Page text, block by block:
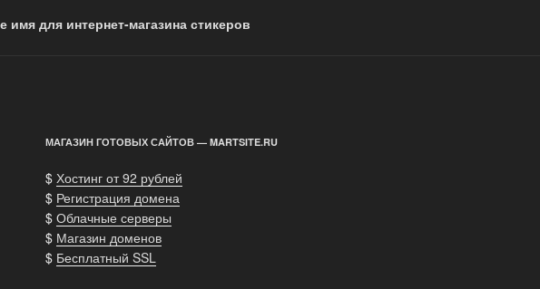
имя для интернет-магазина стикеров
МАГАЗИН ГОТОВЫХ САЙТОВ — MARTSITE.RU
$ Хостинг от 92 рублей
$ Регистрация домена
$ Облачные серверы
$ Магазин доменов
$ Бесплатный SSL